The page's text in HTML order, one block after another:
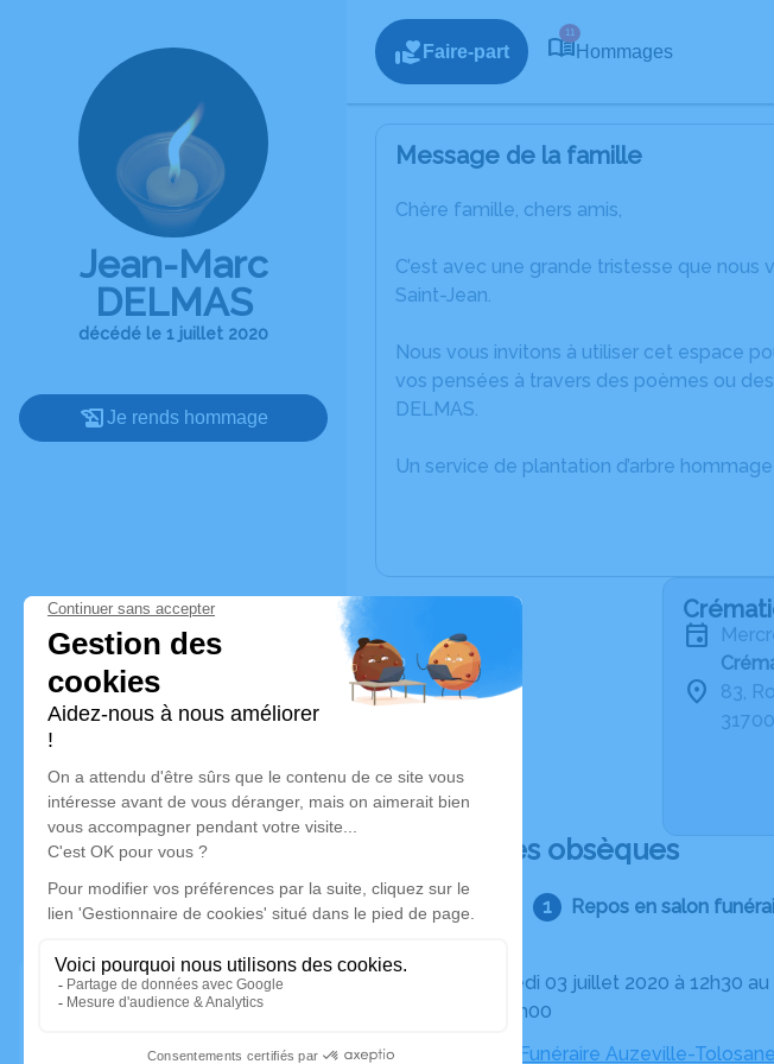
Jean-Marc
DELMAS
décédé le 1 juillet 2020
Je rends hommage
Faire-part
11
Hommages
Message de la famille
Chère famille, chers amis,
C’est avec une grande tristesse que
Saint-Jean.
Nous vous invitons à utiliser cet espace
vos pensées à travers des poèmes ou
DELMAS.
Un service de plantation d’arbre
83,
Déroulé des obsèques
Repos en salon
2020 à 17h00
Chambre Funéraire Auzeville-